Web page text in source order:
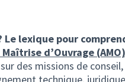
Le lexique pour
d’Ouvrage (AMO)
des missions de